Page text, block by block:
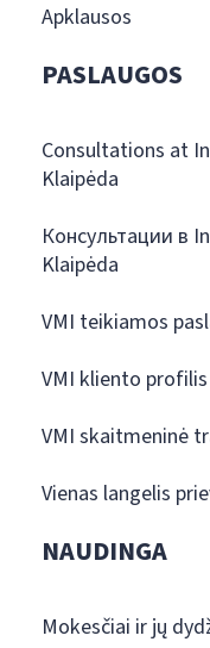
Apklausos
PASLAUGOS
Consultations at
Klaipėda
Консультации в
Klaipėda
VMI teikiamos
VMI kliento profilis
VMI skaitmeninė
Vienas langelis
NAUDINGA
Mokesčiai ir jų